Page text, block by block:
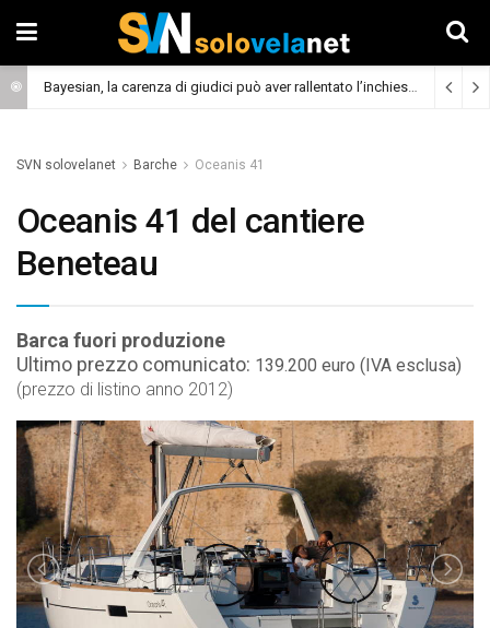
Bayesian, la carenza di giudici può aver rallentato l’inchiesta (Cronaca)
SVN solovelanet Barche Oceanis 41
Oceanis 41 del cantiere
Beneteau
Barca fuori produzione
Ultimo prezzo comunicato: 139.200 euro (IVA esclusa)
(prezzo di listino anno 2012)